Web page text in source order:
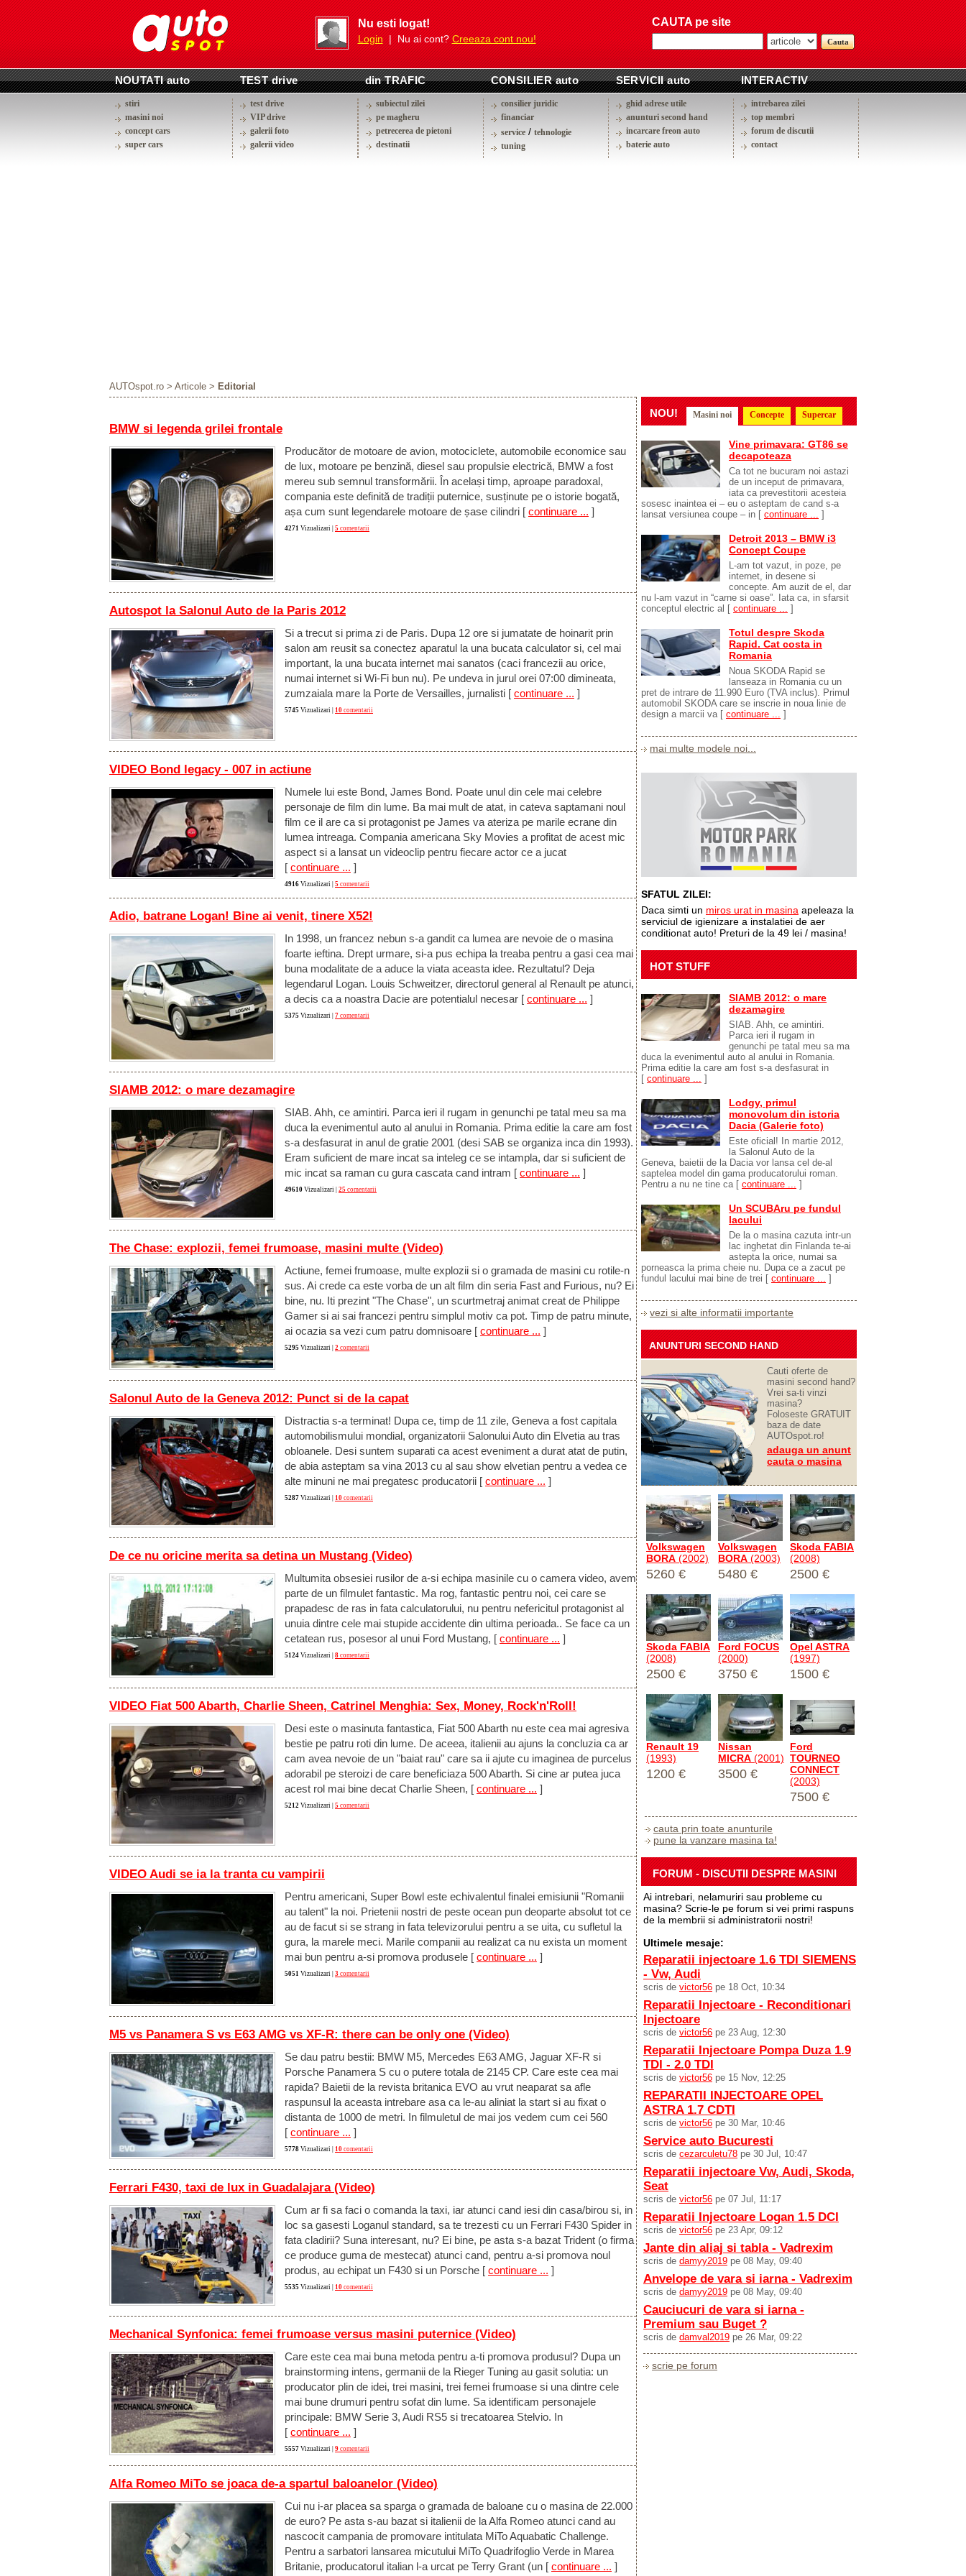
Nu esti logat!
Login| Nu ai cont?Creeaza cont nou!
CAUTA pe site
NOUTATI auto TEST drive din TRAFIC CONSILIER auto SERVICII auto INTERACTIV
stiri
masini noi
concept cars
super cars
test drive
VIP drive
galerii foto
galerii video
subiectul zilei
pe magheru
petrecerea de pietoni
destinatii
consilier juridic
financiar
service/ tehnologie
tuning
ghid adrese utile
anunturi second hand
incarcare freon auto
baterie auto
intrebarea zilei
top membri
forum de discutii
contact
AUTOspot.ro > Articole > Editorial
BMW si legenda grilei frontale
Producător de motoare de avion, motociclete, automobile economice sau
de lux, motoare pe benzină, diesel sau propulsie electrică, BMW a fost
mereu sub semnul transformării. În același timp, aproape paradoxal,
compania este definită de tradiții puternice, susținute pe o istorie bogată,
așa cum sunt legendarele motoare de șase cilindri [ continuare ... ]
4271 Vizualizari | 5 comentarii
Autospot la Salonul Auto de la Paris 2012
Si a trecut si prima zi de Paris. Dupa 12 ore si jumatate de hoinarit prin
salon am reusit sa conectez aparatul la una bucata calculator si, cel mai
important, la una bucata internet mai sanatos (caci francezii au orice,
numai internet si Wi-Fi bun nu). Pe undeva in jurul orei 07:00 dimineata,
zumzaiala mare la Porte de Versailles, jurnalisti [ continuare ... ]
5745 Vizualizari | 10 comentarii
VIDEO Bond legacy - 007 in actiune
Numele lui este Bond, James Bond. Poate unul din cele mai celebre
personaje de film din lume. Ba mai mult de atat, in cateva saptamani noul
film ce il are ca si protagonist pe James va ateriza pe marile ecrane din
lumea intreaga. Compania americana Sky Movies a profitat de acest mic
aspect si a lansat un videoclip pentru fiecare actor ce a jucat
[ continuare ... ]
4916 Vizualizari | 5 comentarii
Adio, batrane Logan! Bine ai venit, tinere X52!
In 1998, un francez nebun s-a gandit ca lumea are nevoie de o masina
foarte ieftina. Drept urmare, si-a pus echipa la treaba pentru a gasi cea mai
buna modalitate de a aduce la viata aceasta idee. Rezultatul? Deja
legendarul Logan. Louis Schweitzer, directorul general al Renault pe atunci,
a decis ca a noastra Dacie are potentialul necesar [ continuare ... ]
5375 Vizualizari | 7 comentarii
SIAMB 2012: o mare dezamagire
SIAB. Ahh, ce amintiri. Parca ieri il rugam in genunchi pe tatal meu sa ma
duca la evenimentul auto al anului in Romania. Prima editie la care am fost
s-a desfasurat in anul de gratie 2001 (desi SAB se organiza inca din 1993).
Eram suficient de mare incat sa inteleg ce se intampla, dar si suficient de
mic incat sa raman cu gura cascata cand intram [ continuare ... ]
49610 Vizualizari | 25 comentarii
The Chase: explozii, femei frumoase, masini multe (Video)
Actiune, femei frumoase, multe explozii si o gramada de masini cu rotile-n
sus. Ai crede ca este vorba de un alt film din seria Fast and Furious, nu? Ei
bine, nu. Iti prezint "The Chase", un scurtmetraj animat creat de Philippe
Gamer si ai sai francezi pentru simplul motiv ca pot. Timp de patru minute,
ai ocazia sa vezi cum patru domnisoare [ continuare ... ]
5295 Vizualizari | 2 comentarii
Salonul Auto de la Geneva 2012: Punct si de la capat
Distractia s-a terminat! Dupa ce, timp de 11 zile, Geneva a fost capitala
automobilismului mondial, organizatorii Salonului Auto din Elvetia au tras
obloanele. Desi suntem suparati ca acest eveniment a durat atat de putin,
de abia asteptam sa vina 2013 cu al sau show elvetian pentru a vedea ce
alte minuni ne mai pregatesc producatorii [ continuare ... ]
5287 Vizualizari | 10 comentarii
De ce nu oricine merita sa detina un Mustang (Video)
Multumita obsesiei rusilor de a-si echipa masinile cu o camera video, avem
parte de un filmulet fantastic. Ma rog, fantastic pentru noi, cei care se
prapadesc de ras in fata calculatorului, nu pentru nefericitul protagonist al
unuia dintre cele mai stupide accidente din ultima perioada.. Se face ca un
cetatean rus, posesor al unui Ford Mustang, [ continuare ... ]
5124 Vizualizari | 8 comentarii
VIDEO Fiat 500 Abarth, Charlie Sheen, Catrinel Menghia: Sex, Money, Rock'n'Roll!
Desi este o masinuta fantastica, Fiat 500 Abarth nu este cea mai agresiva
bestie pe patru roti din lume. De aceea, italienii au ajuns la concluzia ca ar
cam avea nevoie de un "baiat rau" care sa ii ajute cu imaginea de purcelus
adorabil pe steroizi de care beneficiaza 500 Abarth. Si cine ar putea juca
acest rol mai bine decat Charlie Sheen, [ continuare ... ]
5212 Vizualizari | 5 comentarii
VIDEO Audi se ia la tranta cu vampirii
Pentru americani, Super Bowl este echivalentul finalei emisiunii "Romanii
au talent" la noi. Prietenii nostri de peste ocean pun deoparte absolut tot ce
au de facut si se strang in fata televizorului pentru a se uita, cu sufletul la
gura, la marele meci. Marile companii au realizat ca nu exista un moment
mai bun pentru a-si promova produsele [ continuare ... ]
5051 Vizualizari | 3 comentarii
M5 vs Panamera S vs E63 AMG vs XF-R: there can be only one (Video)
Se dau patru bestii: BMW M5, Mercedes E63 AMG, Jaguar XF-R si
Porsche Panamera S cu o putere totala de 2145 CP. Care este cea mai
rapida? Baietii de la revista britanica EVO au vrut neaparat sa afle
raspunsul la aceasta intrebare asa ca le-au aliniat la start si au fixat o
distanta de 1000 de metri. In filmuletul de mai jos vedem cum cei 560
[ continuare ... ]
5778 Vizualizari | 10 comentarii
Ferrari F430, taxi de lux in Guadalajara (Video)
Cum ar fi sa faci o comanda la taxi, iar atunci cand iesi din casa/birou si, in
loc sa gasesti Loganul standard, sa te trezesti cu un Ferrari F430 Spider in
fata cladirii? Suna interesant, nu? Ei bine, pe asta s-a bazat Trident (o firma
ce produce guma de mestecat) atunci cand, pentru a-si promova noul
produs, au echipat un F430 si un Porsche [ continuare ... ]
5535 Vizualizari | 10 comentarii
Mechanical Synfonica: femei frumoase versus masini puternice (Video)
Care este cea mai buna metoda pentru a-ti promova produsul? Dupa un
brainstorming intens, germanii de la Rieger Tuning au gasit solutia: un
producator plin de idei, trei masini, trei femei frumoase si una dintre cele
mai bune drumuri pentru sofat din lume. Sa identificam personajele
principale: BMW Serie 3, Audi RS5 si trecatoarea Stelvio. In
[ continuare ... ]
5557 Vizualizari | 9 comentarii
Alfa Romeo MiTo se joaca de-a spartul baloanelor (Video)
Cui nu i-ar placea sa sparga o gramada de baloane cu o masina de 22.000
de euro? Pe asta s-au bazat si italienii de la Alfa Romeo atunci cand au
nascocit campania de promovare intitulata MiTo Aquabatic Challenge.
Pentru a sarbatori lansarea micutului MiTo Quadrifoglio Verde in Marea
Britanie, producatorul italian l-a urcat pe Terry Grant (un [ continuare ... ]
NOU! Masini noi Concepte Supercar
Vine primavara: GT86 se
decapoteaza
Ca tot ne bucuram noi astazi
de un inceput de primavara,
iata ca prevestitorii acesteia
sosesc inaintea ei – eu o asteptam de cand s-a
lansat versiunea coupe – in [ continuare ... ]
Detroit 2013 – BMW i3
Concept Coupe
L-am tot vazut, in poze, pe
internet, in desene si
concepte. Am auzit de el, dar
nu l-am vazut in “carne si oase”. Iata ca, in sfarsit
conceptul electric al [ continuare ... ]
Totul despre Skoda
Rapid. Cat costa in
Romania
Noua SKODA Rapid se
lanseaza in Romania cu un
pret de intrare de 11.990 Euro (TVA inclus). Primul
automobil SKODA care se inscrie in noua linie de
design a marcii va [ continuare ... ]
mai multe modele noi...
SFATUL ZILEI:
Daca simti un miros urat in masina apeleaza la
serviciul de igienizare a instalatiei de aer
conditionat auto! Preturi de la 49 lei / masina!
HOT STUFF
SIAMB 2012: o mare
dezamagire
SIAB. Ahh, ce amintiri.
Parca ieri il rugam in
genunchi pe tatal meu sa ma
duca la evenimentul auto al anului in Romania.
Prima editie la care am fost s-a desfasurat in
[ continuare ... ]
Lodgy, primul
monovolum din istoria
Dacia (Galerie foto)
Este oficial! In martie 2012,
la Salonul Auto de la
Geneva, baietii de la Dacia vor lansa cel de-al
saptelea model din gama producatorului roman.
Pentru a nu ne tine ca [ continuare ... ]
Un SCUBAru pe fundul
lacului
De la o masina cazuta intr-un
lac inghetat din Finlanda te-ai
astepta la orice, numai sa
porneasca la prima cheie nu. Dupa ce a zacut pe
fundul lacului mai bine de trei [ continuare ... ]
vezi si alte informatii importante
ANUNTURI SECOND HAND
Cauti oferte de
masini second hand?
Vrei sa-ti vinzi
masina?
Foloseste GRATUIT
baza de date
AUTOspot.ro!
adauga un anunt
cauta o masina
Volkswagen
BORA (2002)
5260 €
Volkswagen
BORA (2003)
5480 €
Skoda FABIA
(2008)
2500 €
Skoda FABIA
(2008)
2500 €
Ford FOCUS
(2000)
3750 €
Opel ASTRA
(1997)
1500 €
Renault 19
(1993)
1200 €
Nissan
MICRA (2001)
3500 €
Ford
TOURNEO
CONNECT
(2003)
7500 €
cauta prin toate anunturile
pune la vanzare masina ta!
FORUM - DISCUTII DESPRE MASINI
Ai intrebari, nelamuriri sau probleme cu
masina? Scrie-le pe forum si vei primi raspuns
de la membrii si administratorii nostri!
Ultimele mesaje:
Reparatii injectoare 1.6 TDI SIEMENS
- Vw, Audi
scris de victor56 pe 18 Oct, 10:34
Reparatii Injectoare - Reconditionari
Injectoare
scris de victor56 pe 23 Aug, 12:30
Reparatii Injectoare Pompa Duza 1.9
TDI - 2.0 TDI
scris de victor56 pe 15 Nov, 12:25
REPARATII INJECTOARE OPEL
ASTRA 1.7 CDTI
scris de victor56 pe 30 Mar, 10:46
Service auto Bucuresti
scris de cezarculetu78 pe 30 Jul, 10:47
Reparatii injectoare Vw, Audi, Skoda,
Seat
scris de victor56 pe 07 Jul, 11:17
Reparatii Injectoare Logan 1.5 DCI
scris de victor56 pe 23 Apr, 09:12
Jante din aliaj si tabla - Vadrexim
scris de damyy2019 pe 08 May, 09:40
Anvelope de vara si iarna - Vadrexim
scris de damyy2019 pe 08 May, 09:40
Cauciucuri de vara si iarna -
Premium sau Buget ?
scris de damval2019 pe 26 Mar, 09:22
scrie pe forum